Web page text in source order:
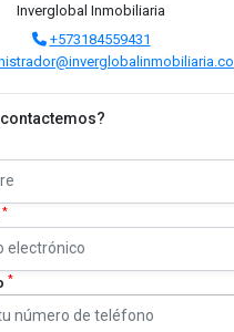
Inverglobal Inmobiliaria
+573184559431
*
*